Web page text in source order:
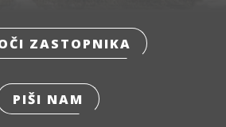
ZASTOPNIKA
PIŠI NAM